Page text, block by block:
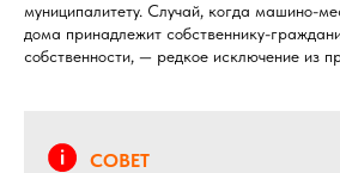
муниципалитету. Случай, когда машино-
дома принадлежит собственнику-
собственности, — редкое исключение из
СОВЕТ